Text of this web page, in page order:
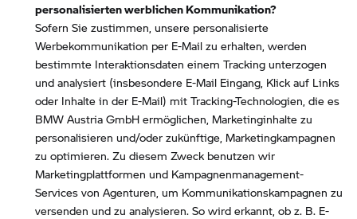
personalisierten werblichen Kommunikation?
Sofern Sie zustimmen, unsere personalisierte
Werbekommunikation per E-Mail zu erhalten, werden
bestimmte Interaktionsdaten einem Tracking unterzogen
und analysiert (insbesondere E-Mail Eingang, Klick auf Links
oder Inhalte in der E-Mail) mit Tracking-Technologien, die es
BMW Austria GmbH ermöglichen, Marketinginhalte zu
personalisieren und/oder zukünftige, Marketingkampagnen
zu optimieren. Zu diesem Zweck benutzen wir
Marketingplattformen und Kampagnenmanagement-
Services von Agenturen, um Kommunikationskampagnen zu
versenden und zu analysieren. So wird erkannt, ob z. B. E-